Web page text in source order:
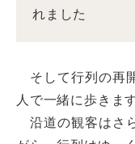
れました
そして行列の再
人で一緒に歩きます
沿道の観客はさ